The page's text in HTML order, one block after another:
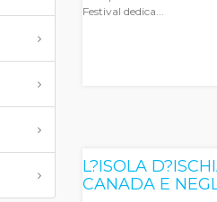
Festival dedica...
L?ISOLA
CANADA E